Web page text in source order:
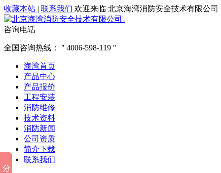
收藏本站 | 联系我们 欢迎来临 北京海湾消防安全技术有限公司
咨询电话
全国咨询热线： 4006-598-119
海湾首页
产品中心
产品报价
工程安装
消防维修
技术资料
消防新闻
公司资质
简介下载
联系我们